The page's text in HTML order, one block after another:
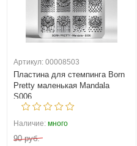
Артикул: 00008503
Пластина для стемпинга Born
Pretty маленькая Mandala
S006
Наличие: много
90 руб.